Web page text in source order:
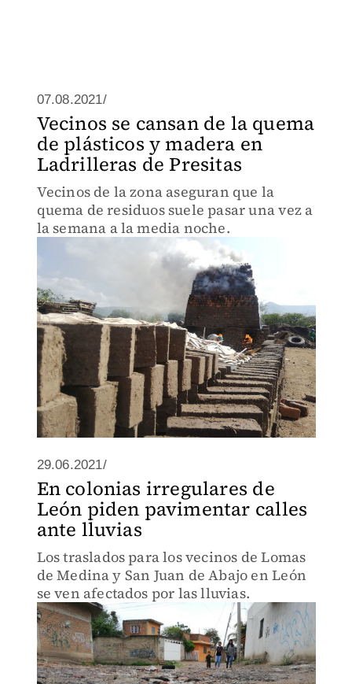
07.08.2021/
Vecinos se cansan de la quema
de plásticos y madera en
Ladrilleras de Presitas
Vecinos de la zona aseguran que la
quema de residuos suele pasar una vez a
la semana a la media noche.
29.06.2021/
En colonias irregulares de
León piden pavimentar calles
ante lluvias
Los traslados para los vecinos de Lomas
de Medina y San Juan de Abajo en León
se ven afectados por las lluvias.